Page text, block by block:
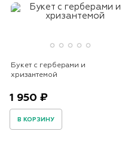
Букет с герберами и
хризантемой
1 950 ₽
В КОРЗИНУ